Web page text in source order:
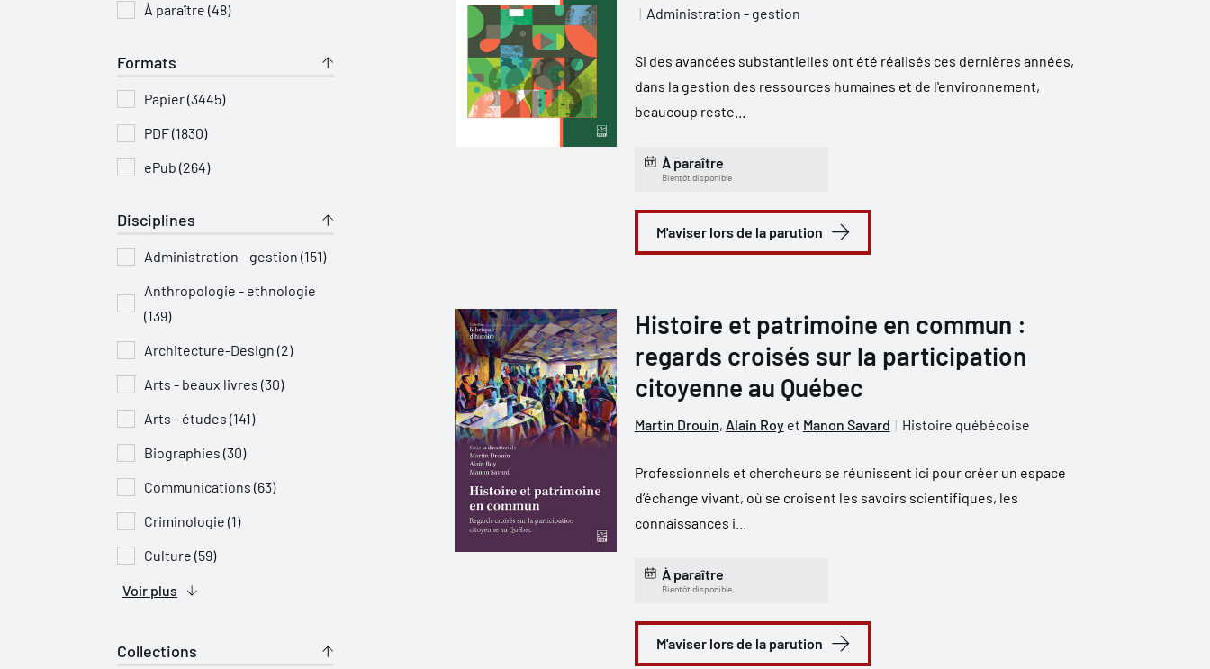
À paraître (48)
Formats
Papier (3445)
PDF (1830)
ePub (264)
Disciplines
Administration - gestion (151)
Anthropologie - ethnologie
(139)
Architecture-Design (2)
Arts - beaux livres (30)
Arts - études (141)
Biographies (30)
Communications (63)
Criminologie (1)
Culture (59)
Voir plus
Collections
Administration - gestion
Si des avancées substantielles ont été réalisés ces dernières années,
dans la gestion des ressources humaines et de l'environnement,
beaucoup reste...
À paraître
Bientôt disponible
M'aviser lors de la parution
Histoire et patrimoine en commun :
regards croisés sur la participation
citoyenne au Québec
Martin Drouin, Alain Royet Manon Savard Histoire québécoise
Professionnels et chercheurs se réunissent ici pour créer un espace
d’échange vivant, où se croisent les savoirs scientifiques, les
connaissances i...
À paraître
Bientôt disponible
M'aviser lors de la parution